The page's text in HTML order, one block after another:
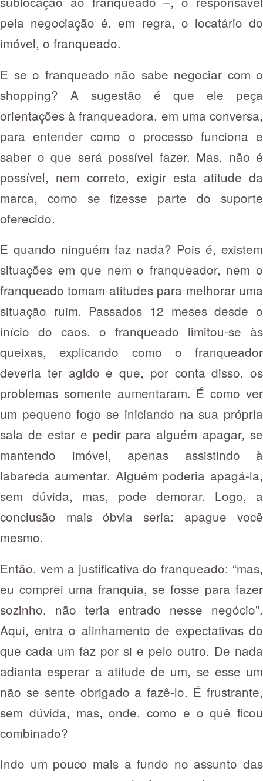
pela negociação é, em regra, o locatário do
imóvel, o franqueado.
E se o franqueado não sabe negociar com o
shopping? A sugestão é que ele peça
orientações à franqueadora, em uma conversa,
para entender como o processo funciona e
saber o que será possível fazer. Mas, não é
possível, nem correto, exigir esta atitude da
marca, como se fizesse parte do suporte
oferecido.
E quando ninguém faz nada? Pois é, existem
situações em que nem o franqueador, nem o
franqueado tomam atitudes para melhorar uma
situação ruim. Passados 12 meses desde o
início do caos, o franqueado limitou-se às
queixas, explicando como o franqueador
deveria ter agido e que, por conta disso, os
problemas somente aumentaram. É como ver
um pequeno fogo se iniciando na sua própria
sala de estar e pedir para alguém apagar, se
mantendo imóvel, apenas assistindo à
labareda aumentar. Alguém poderia apagá-la,
sem dúvida, mas, pode demorar. Logo, a
conclusão mais óbvia seria: apague você
mesmo.
Então, vem a justificativa do franqueado: “mas,
eu comprei uma franquia, se fosse para fazer
sozinho, não teria entrado nesse negócio”.
Aqui, entra o alinhamento de expectativas do
que cada um faz por si e pelo outro. De nada
adianta esperar a atitude de um, se esse um
não se sente obrigado a fazê-lo. É frustrante,
sem dúvida, mas, onde, como e o quê ficou
combinado?
Indo um pouco mais a fundo no assunto das